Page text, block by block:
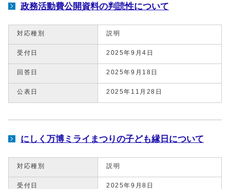
政務活動費公開資料の判読性について
対応種別 説明
受付日 2025年9月4日
回答日 2025年9月18日
公表日 2025年11月28日
にしく万博ミライまつりの子ども縁日について
対応種別 説明
受付日 2025年9月8日